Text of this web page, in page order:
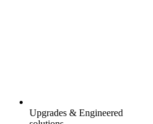
Upgrades & Engineered